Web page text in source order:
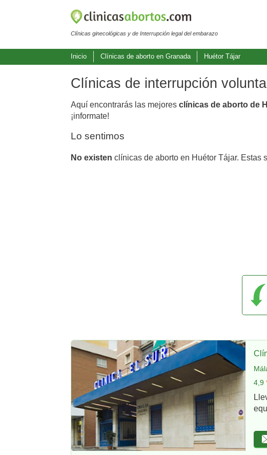
Clínicas ginecológicas y de Interrupción legal del embarazo
Inicio Clínicas de aborto en Granada Huétor Tájar
Clínicas de interrupción
Aquí encontrarás las mejores clínicas de aborto de
¡informate!
Lo sentimos
No existen clínicas de aborto en Huétor Tájar. Estas
4,9